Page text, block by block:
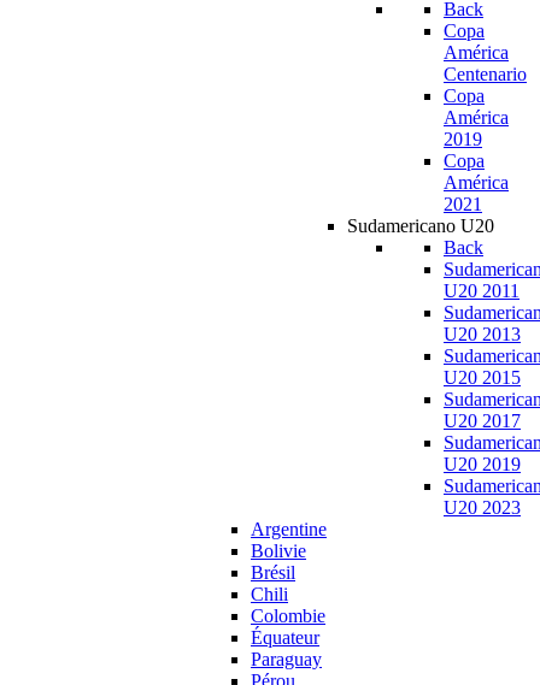
Back
Copa
América
Centenario
Copa
América
2019
Copa
América
2021
Sudamericano U20
Back
U20 2011
U20 2013
U20 2015
U20 2017
U20 2019
U20 2023
Argentine
Bolivie
Brésil
Chili
Colombie
Équateur
Paraguay
Pérou